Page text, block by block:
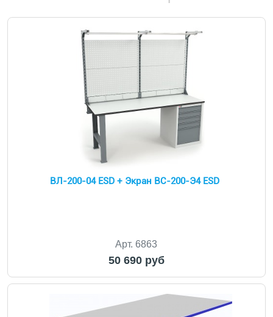
ВЛ-200-04 ESD + Экран ВС-200-Э4 ESD
Арт. 6863
50 690 руб